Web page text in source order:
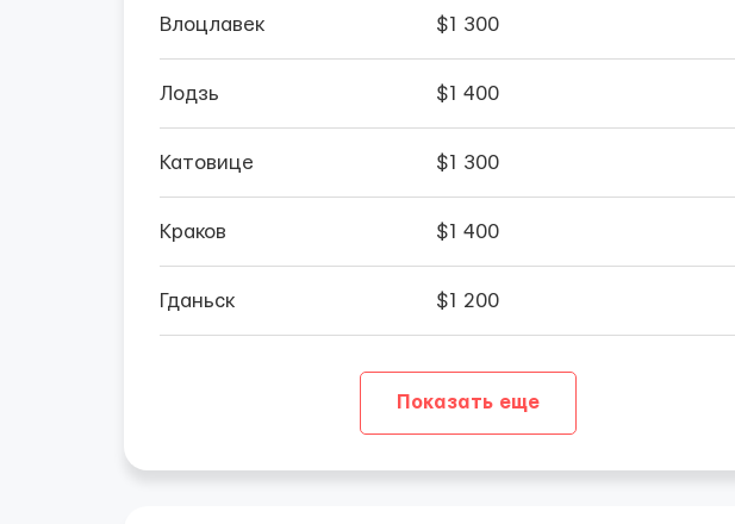
Влоцлавек $1 300
Лодзь $1 400
Катовице $1 300
Краков $1 400
Гданьск $1 200
Показать еще